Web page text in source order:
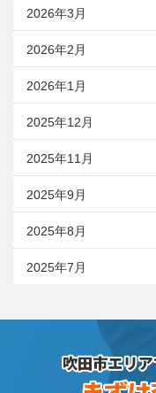
2026年3月
2026年2月
2026年1月
2025年12月
2025年11月
2025年9月
2025年8月
2025年7月